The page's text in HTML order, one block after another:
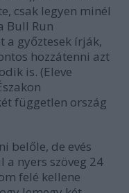
csak legyen minél
Bull Run
a győztesek írják,
hozzátenni azt
is. (Eleve
független ország
belőle, de evés
a nyers szöveg 24
felé kellene